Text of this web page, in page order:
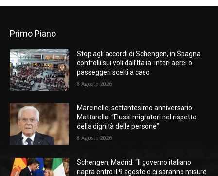
Primo Piano
Stop agli accordi di Schengen, in Spagna
controlli sui voli dall’Italia: interi aerei o
passeggeri scelti a caso
8 Agosto 2026
Marcinelle, settantesimo anniversario.
Mattarella: “Flussi migratori nel rispetto
della dignità delle persone”
8 Agosto 2026
Schengen, Madrid: “Il governo italiano
riapra entro il 9 agosto o ci saranno misure